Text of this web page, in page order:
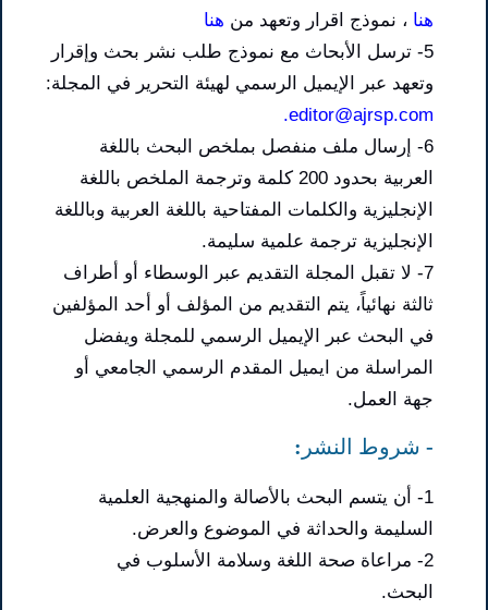
هنا ، نموذج اقرار وتعهد من هنا
5- ترسل الأبحاث مع نموذج طلب نشر بحث وإقرار
وتعهد عبر الإيميل الرسمي لهيئة التحرير في المجلة:
editor@ajrsp.com.
6- إرسال ملف منفصل بملخص البحث باللغة
العربية بحدود 200 كلمة وترجمة الملخص باللغة
الإنجليزية والكلمات المفتاحية باللغة العربية وباللغة
الإنجليزية ترجمة علمية سليمة.
7- لا تقبل المجلة التقديم عبر الوسطاء أو أطراف
ثالثة نهائياً، يتم التقديم من المؤلف أو أحد المؤلفين
في البحث عبر الإيميل الرسمي للمجلة ويفضل
المراسلة من ايميل المقدم الرسمي الجامعي أو
جهة العمل.
- شروط النشر:
1- أن يتسم البحث بالأصالة والمنهجية العلمية
السليمة والحداثة في الموضوع والعرض.
2- مراعاة صحة اللغة وسلامة الأسلوب في
البحث.